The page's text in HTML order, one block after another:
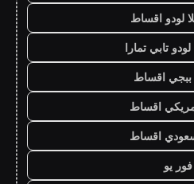
لودو اقساط
تابي تمارا
اقساط
اقساط
سعودي اقساط
فور يو